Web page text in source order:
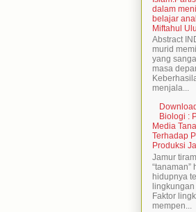
dalam
belajar
Miftahul
Abstract
murid
yang
masa
menjala...
Biologi :
Media
Terhadap
Produksi
Jamur
“tanaman”
hidupnya
Faktor
mempen...